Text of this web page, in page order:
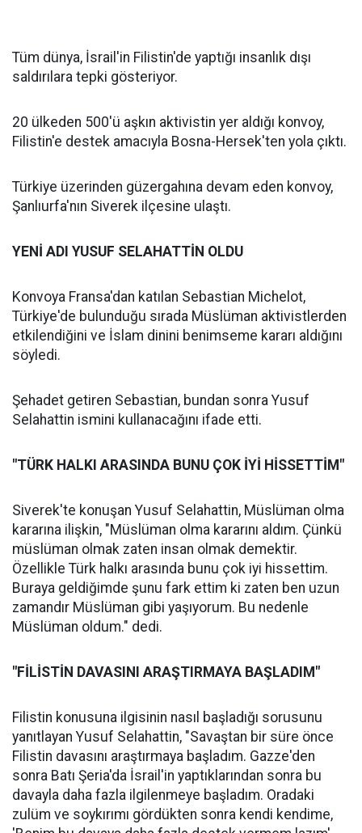
Tüm dünya, İsrail'in Filistin'de yaptığı insanlık dışı
saldırılara tepki gösteriyor.
20 ülkeden 500'ü aşkın aktivistin yer aldığı konvoy,
Filistin'e destek amacıyla Bosna-Hersek'ten yola çıktı.
Türkiye üzerinden güzergahına devam eden konvoy,
Şanlıurfa'nın Siverek ilçesine ulaştı.
YENİ ADI YUSUF SELAHATTİN OLDU
Konvoya Fransa'dan katılan Sebastian Michelot,
Türkiye'de bulunduğu sırada Müslüman aktivistlerden
etkilendiğini ve İslam dinini benimseme kararı aldığını
söyledi.
Şehadet getiren Sebastian, bundan sonra Yusuf
Selahattin ismini kullanacağını ifade etti.
"TÜRK HALKI ARASINDA BUNU ÇOK İYİ HİSSETTİM"
Siverek'te konuşan Yusuf Selahattin, Müslüman olma
kararına ilişkin, "Müslüman olma kararını aldım. Çünkü
müslüman olmak zaten insan olmak demektir.
Özellikle Türk halkı arasında bunu çok iyi hissettim.
Buraya geldiğimde şunu fark ettim ki zaten ben uzun
zamandır Müslüman gibi yaşıyorum. Bu nedenle
Müslüman oldum." dedi.
"FİLİSTİN DAVASINI ARAŞTIRMAYA BAŞLADIM"
Filistin konusuna ilgisinin nasıl başladığı sorusunu
yanıtlayan Yusuf Selahattin, "Savaştan bir süre önce
Filistin davasını araştırmaya başladım. Gazze'den
sonra Batı Şeria'da İsrail'in yaptıklarından sonra bu
davayla daha fazla ilgilenmeye başladım. Oradaki
zulüm ve soykırımı gördükten sonra kendi kendime,